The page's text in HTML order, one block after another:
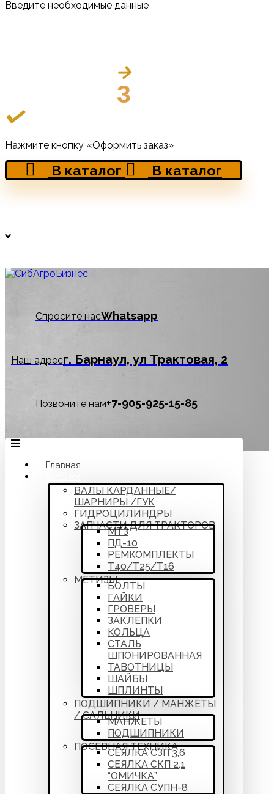
Введите необходимые данные
3
Нажмите кнопку «Оформить заказ»
В каталог В каталог
Спросите насWhatsapp
Наш адресг. Барнаул, ул Трактовая, 2
Позвоните нам‪+7-905-925-15-85
Главная
ВАЛЫ КАРДАННЫЕ/
ШАРНИРЫ /ГУК
ГИДРОЦИЛИНДРЫ
ЗАПЧАСТИ ДЛЯ ТРАКТОРОВ
МТЗ
ПД-10
РЕМКОМПЛЕКТЫ
Т40/Т25/Т16
МЕТИЗЫ
БОЛТЫ
ГАЙКИ
ГРОВЕРЫ
ЗАКЛЕПКИ
КОЛЬЦА
СТАЛЬ
ШПОНИРОВАННАЯ
ТАВОТНИЦЫ
ШАЙБЫ
ШПЛИНТЫ
ПОДШИПНИКИ / МАНЖЕТЫ
/ САЛЬНИКИ
МАНЖЕТЫ
ПОДШИПНИКИ
ПОСЕВНАЯ ТЕХНИКА
СЕЯЛКА СЗП 3,6
СЕЯЛКА СКП 2,1
“ОМИЧКА”
СЕЯЛКА СУПН-8